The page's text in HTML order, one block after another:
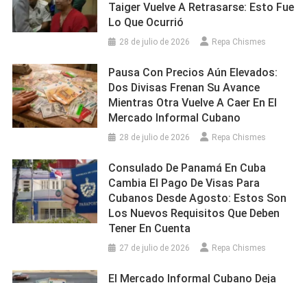
Taiger Vuelve A Retrasarse: Esto Fue
Lo Que Ocurrió
28 de julio de 2026 Repa Chismes
Pausa Con Precios Aún Elevados:
Dos Divisas Frenan Su Avance
Mientras Otra Vuelve A Caer En El
Mercado Informal Cubano
28 de julio de 2026 Repa Chismes
Consulado De Panamá En Cuba
Cambia El Pago De Visas Para
Cubanos Desde Agosto: Estos Son
Los Nuevos Requisitos Que Deben
Tener En Cuenta
27 de julio de 2026 Repa Chismes
El Mercado Informal Cubano Deja